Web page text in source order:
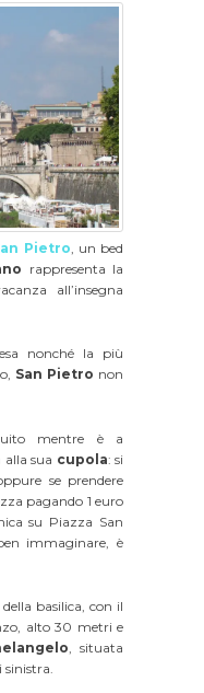
Pietro , un bed
rappresenta la
all’insegna
nonché la più
San Pietro non
mentre è a
sua cupola: si
se prendere
pagando 1 euro
su Piazza San
immaginare, è
basilica, con il
alto 30 metri e
, situata
sinistra.